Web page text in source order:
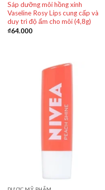
Sáp dưỡng môi hồng xinh
Vaseline Rosy Lips cung cấp và
duy trì độ ẩm cho môi (4,8g)
₫64.000